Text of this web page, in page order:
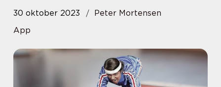
30 oktober 2023
Peter Mortensen
App